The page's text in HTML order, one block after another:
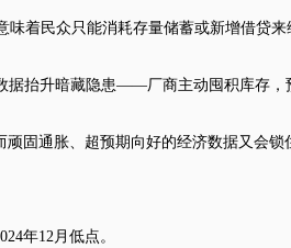
着民众只能消耗存量储蓄或新增借贷
抬升暗藏隐患——厂商主动囤积库存
固通胀、超预期向好的经济数据又会
年12月低点。